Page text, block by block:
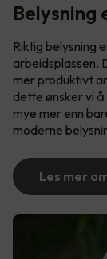
Belysning
Riktig belysning
arbeidsplassen.
mer produktivt
dette ønsker vi
mye mer enn
moderne
Les mer